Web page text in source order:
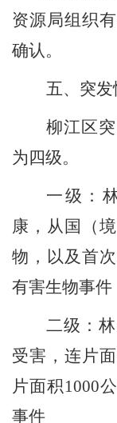
资源局组织
确认。
五、突
柳江区
为四级。
一级：
康，从国（
物，以及首
有害生物事件
二级：
受害，连片
片面积1000
事件